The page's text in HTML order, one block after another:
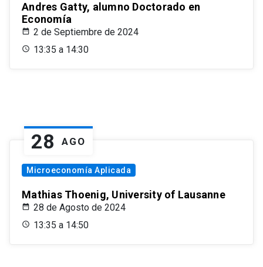
Andres Gatty, alumno Doctorado en
Economía
2 de Septiembre de 2024
13:35 a 14:30
28 AGO
Microeconomía Aplicada
Mathias Thoenig, University of Lausanne
28 de Agosto de 2024
13:35 a 14:50